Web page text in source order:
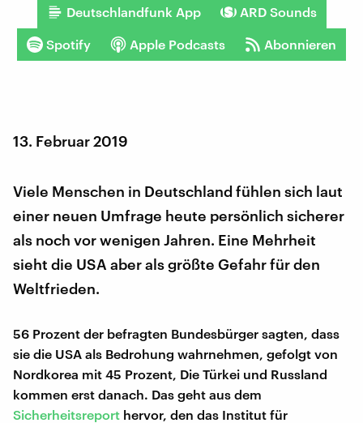
Deutschlandfunk App ARD Sounds
Spotify Apple Podcasts Abonnieren
13. Februar 2019
Viele Menschen in Deutschland fühlen sich laut
einer neuen Umfrage heute persönlich sicherer
als noch vor wenigen Jahren. Eine Mehrheit
sieht die USA aber als größte Gefahr für den
Weltfrieden.
56 Prozent der befragten Bundesbürger sagten, dass
sie die USA als Bedrohung wahrnehmen, gefolgt von
Nordkorea mit 45 Prozent, Die Türkei und Russland
kommen erst danach. Das geht aus dem
Sicherheitsreport hervor, den das Institut für